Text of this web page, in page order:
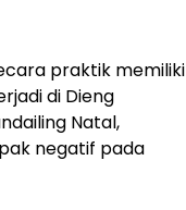
praktik memiliki
di Dieng
Natal,
negatif pada